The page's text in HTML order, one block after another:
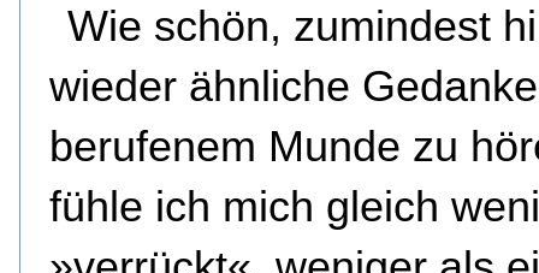
Wie schön, zumindest
wieder ähnliche
berufenem Munde zu
fühle ich mich gleich